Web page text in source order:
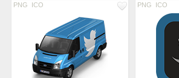
PNG ICO PNG ICO